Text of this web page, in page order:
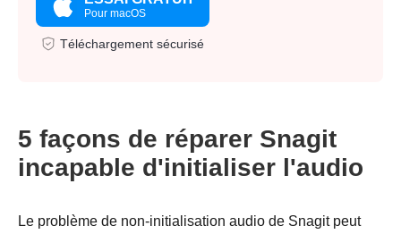
Pour macOS
Téléchargement sécurisé
5 façons de réparer Snagit
incapable d'initialiser l'audio
Le problème de non-initialisation audio de Snagit peut